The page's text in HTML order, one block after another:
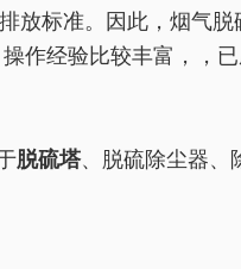
放标准。因此，烟气脱
作经验比较丰富，，
脱硫塔、脱硫除尘器、